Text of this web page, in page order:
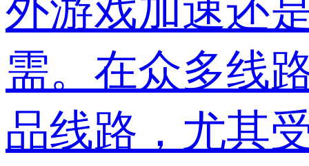
外游戏加速还
需。在众多线
品线路，尤其